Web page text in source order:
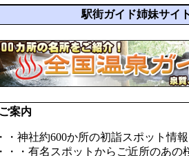
駅街ガイド姉妹サイ
案内
・神社約600か所の初詣スポット情
・・・有名スポットからご近所のあ